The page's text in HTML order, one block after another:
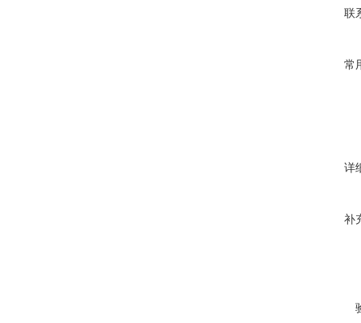
联
常
详
补